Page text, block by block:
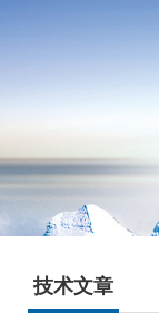
技术文章